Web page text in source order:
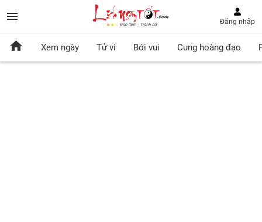
Đăng nhập
Xem ngày Tử vi Bói vui Cung hoàng đạo